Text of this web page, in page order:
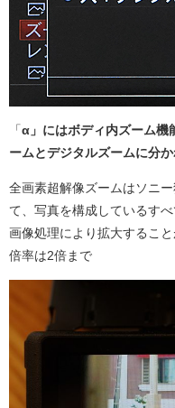
「 α」にはボディ内ズーム機
ームとデジタルズームに分か
全画素超解像ズームは ソニ
て、写真を構成しているす
画像処理により拡大するこ
倍率は2倍まで